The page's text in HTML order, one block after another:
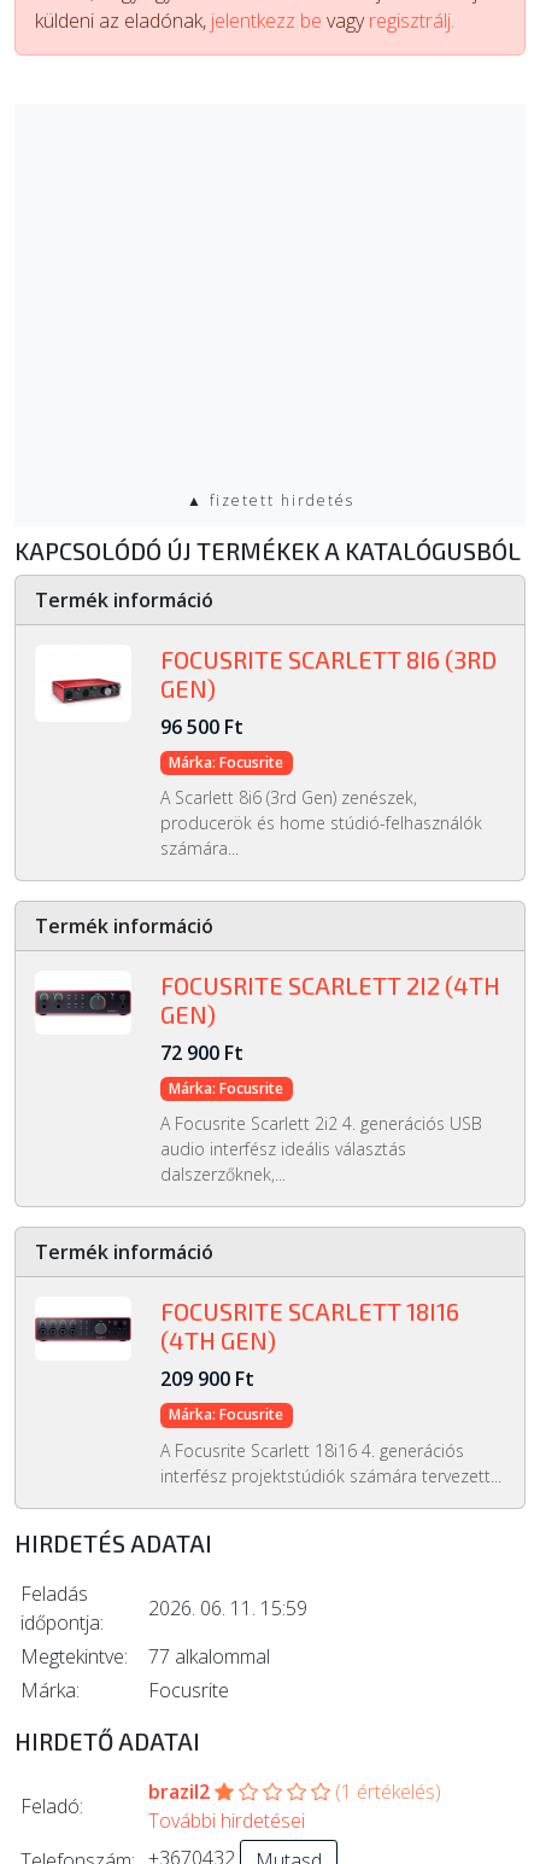
küldeni az eladónak, jelentkezz be vagyregisztrálj.
▲ fizetett hirdetés
KAPCSOLÓDÓ ÚJ TERMÉKEK A KATALÓGUSBÓL
Termék információ
FOCUSRITE SCARLETT 8I6 (3RD
GEN)
96 500 Ft
Márka: Focusrite
A Scarlett 8i6 (3rd Gen) zenészek,
producerök és home stúdió-felhasználók
számára...
Termék információ
FOCUSRITE SCARLETT 2I2 (4TH
GEN)
72 900 Ft
Márka: Focusrite
A Focusrite Scarlett 2i2 4. generációs USB
audio interfész ideális választás
dalszerzőknek,...
Termék információ
FOCUSRITE SCARLETT 18I16
(4TH GEN)
209 900 Ft
Márka: Focusrite
A Focusrite Scarlett 18i16 4. generációs
interfész projektstúdiók számára tervezett...
HIRDETÉS ADATAI
Feladás
időpontja:
2026. 06. 11. 15:59
Megtekintve:
77 alkalommal
Márka:
Focusrite
HIRDETŐ ADATAI
Feladó:
brazil2
(1 értékelés)
További hirdetései
+3670432